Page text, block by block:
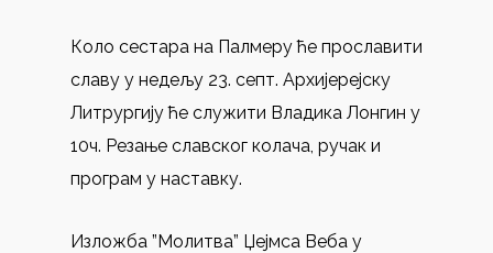
Коло сестара на Палмеру ће прославити
славу у недељу 23. септ. Архијерејску
Литрургију ће служити Владика Лонгин у
10ч. Резање славског колача, ручак и
програм у наставку.
Изложба ”Молитва” Џејмса Веба у